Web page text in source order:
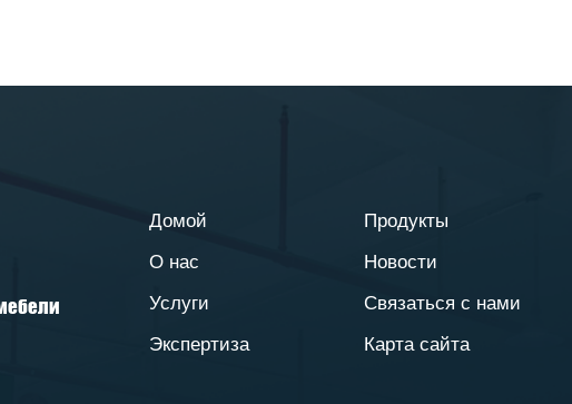
Домой
О нас
Услуги
Экспертиза
Продукты
Новости
Связаться с нами
Карта сайта